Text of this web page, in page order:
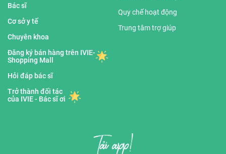
Bác sĩ
Cơ sở y tế
Chuyên khoa
Đăng ký bán hàng trên IVIE-
Shopping Mall
Hỏi đáp bác sĩ
Trở thành đối tác
của IVIE - Bác sĩ ơi
Quy chế hoạt động
Trung tâm trợ giúp